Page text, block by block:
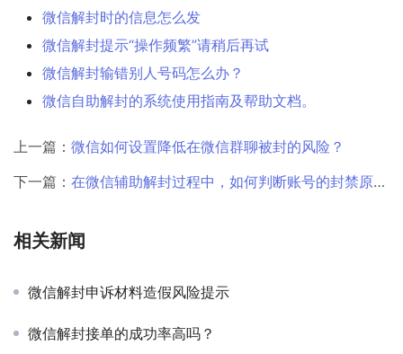
微信解封时的信息怎么发
微信解封提示“操作频繁”请稍后再试
微信解封输错别人号码怎么办？
微信自助解封的系统使用指南及帮助文档。
上一篇： 微信如何设置降低在微信群聊被封的风险？
下一篇： 在微信辅助解封过程中，如何判断账号的封禁原因是否涉及版权或知识产权问题？
相关新闻
微信解封申诉材料造假风险提示
微信解封接单的成功率高吗？